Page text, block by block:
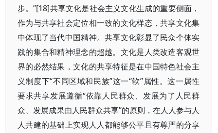
步。”[18]共享文化是社会主义文化生成的重要侧面，
作为与共享社会定位相一致的文化样态，共享文化集
中体现了当代中国精神。共享文化彰显了民众个体实
践的集合和精神理念的超越。文化是人类改造客观世
界的必然结果，文化的共享特征是在中国特色社会主
义制度下“不同区域和民族”这一“软”属性。这一属性
要求共享发展遵循“依靠人民群众、发展为了人民群
众、发展成果由人民群众共享”的原则，在人人参与人
人共建的基础上实现人人都能够公平且有尊严的分享